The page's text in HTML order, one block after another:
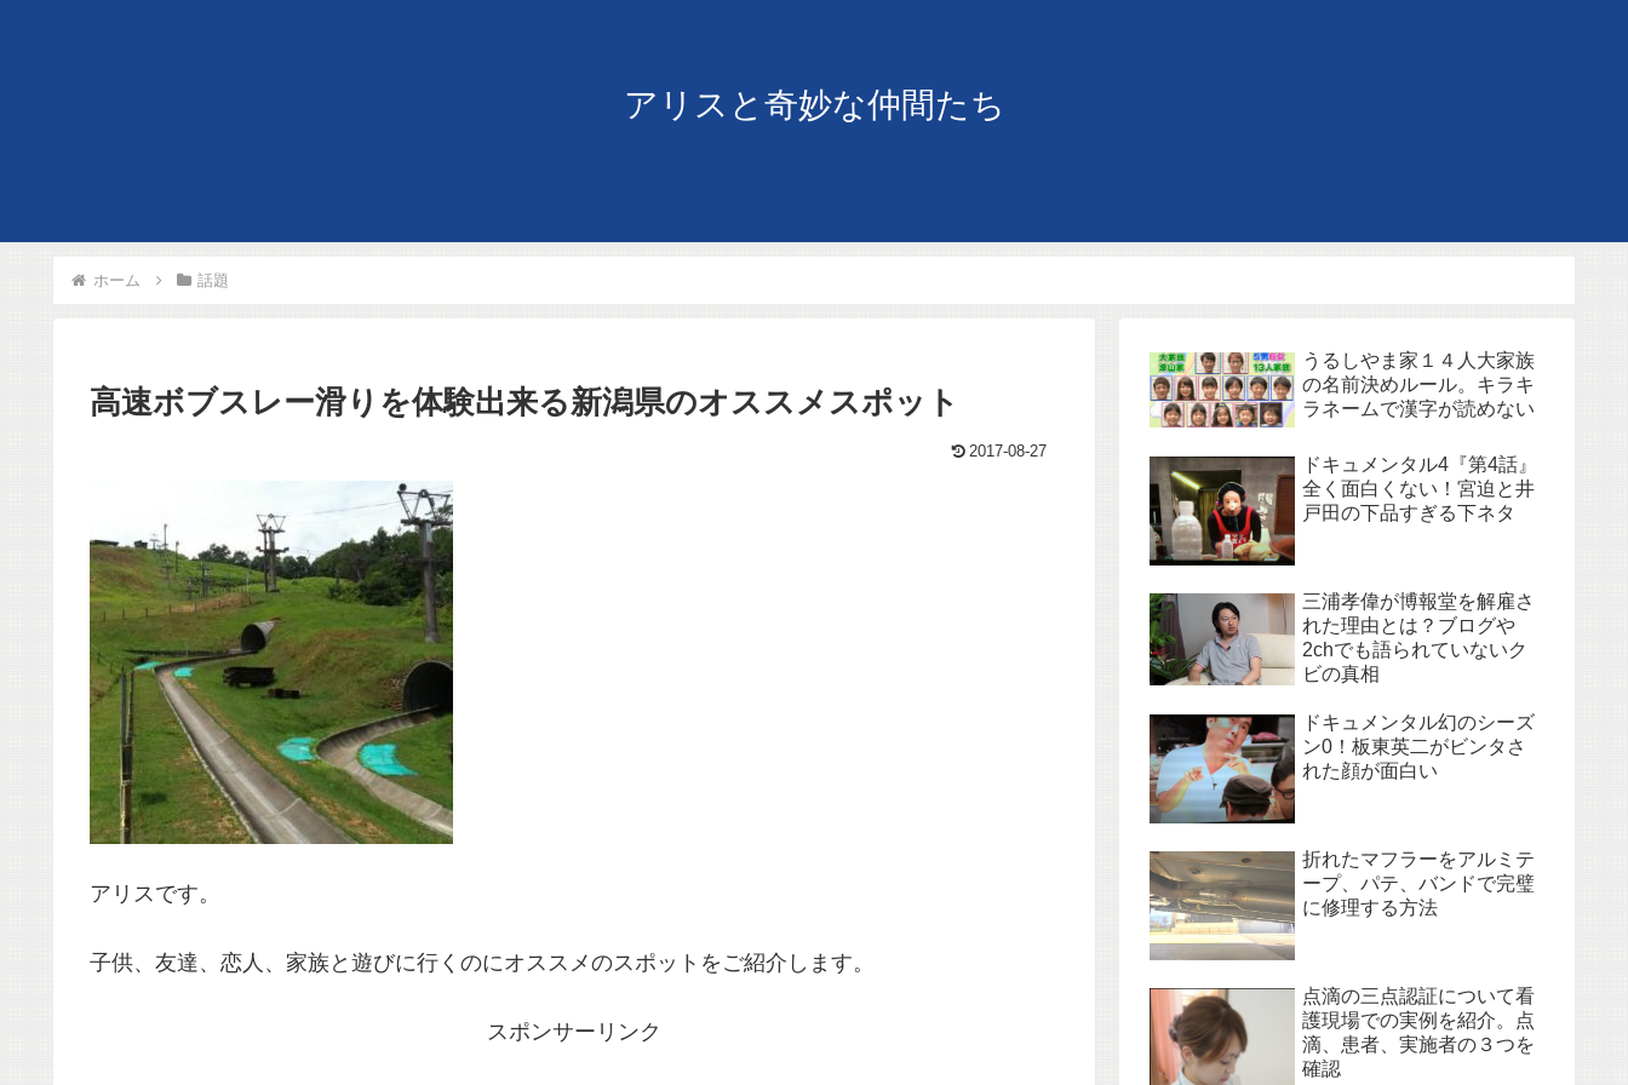
アリスと奇妙な仲間たち
ホーム 話題
高速ボブスレー滑りを体験出来る新潟県のオススメスポット
2017-08-27
アリスです。
子供、友達、恋人、家族と遊びに行くのにオススメのスポットをご紹介します。
スポンサーリンク
うるしやま家１４人大家族
の名前決めルール。キラキ
ラネームで漢字が読めない
ドキュメンタル4『第4話』
全く面白くない！宮迫と井
戸田の下品すぎる下ネタ
三浦孝偉が博報堂を解雇さ
れた理由とは？ブログや
2chでも語られていないク
ビの真相
ドキュメンタル幻のシーズ
ン0！板東英二がビンタさ
れた顔が面白い
折れたマフラーをアルミテ
ープ、パテ、バンドで完璧
に修理する方法
点滴の三点認証について看
護現場での実例を紹介。点
滴、患者、実施者の３つを
確認